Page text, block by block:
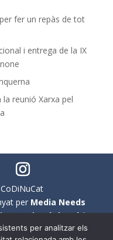
per fer un repàs de tot
i entrega de la IX
reunió Xarxa pel
per Media Needs
|Avís legal|
per analitzar els